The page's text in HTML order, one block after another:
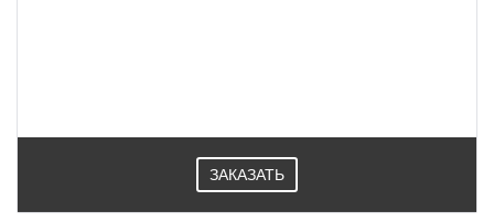
ЗАКАЗАТЬ